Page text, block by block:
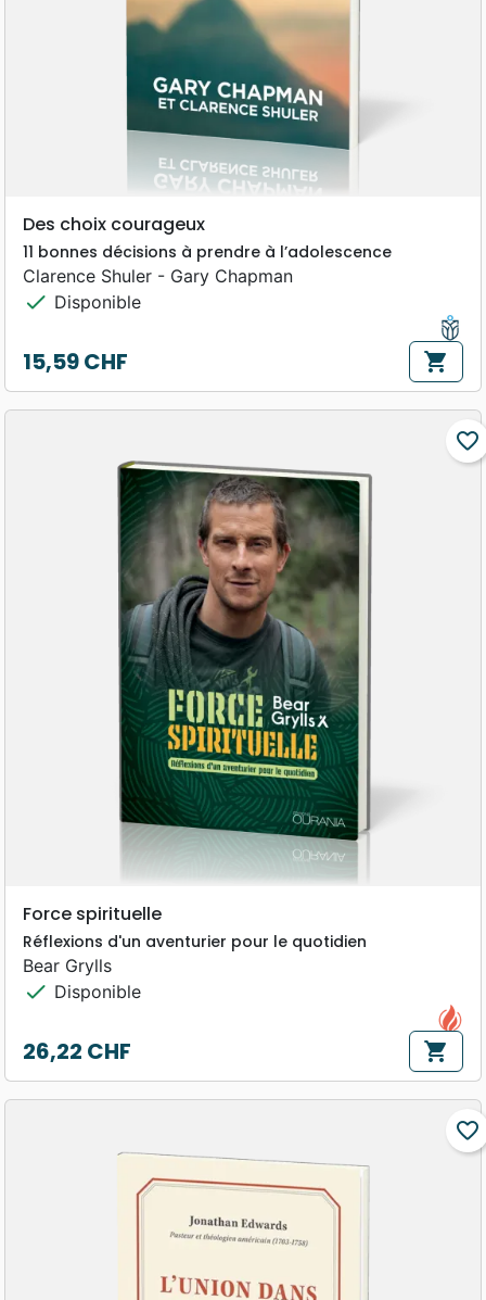
Des choix courageux
11 bonnes décisions à prendre à l’adolescence
Clarence Shuler - Gary Chapman
check Disponible
Prix
15,59 CHF shopping_cart
favorite_border
Force spirituelle
Réflexions d'un aventurier pour le quotidien
Bear Grylls
check Disponible
Prix
26,22 CHF shopping_cart
favorite_border